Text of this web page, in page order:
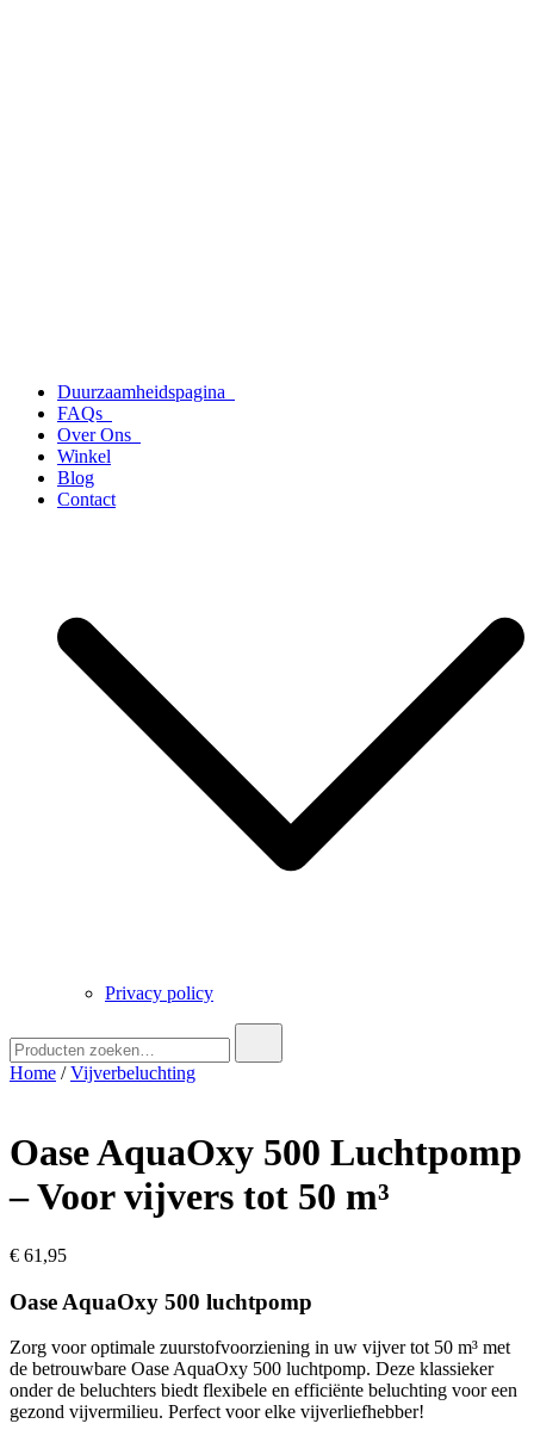
Duurzaamheidspagina
FAQs
Over Ons
Winkel
Blog
Contact
Privacy policy
naar:
Home /Vijverbeluchting
Oase AquaOxy 500 Luchtpomp
– Voor vijvers tot 50 m³
€ 61,95
Oase AquaOxy 500 luchtpomp
Zorg voor optimale zuurstofvoorziening in uw vijver tot 50 m³ met
de betrouwbare Oase AquaOxy 500 luchtpomp. Deze klassieker
onder de beluchters biedt flexibele en efficiënte beluchting voor een
gezond vijvermilieu. Perfect voor elke vijverliefhebber!